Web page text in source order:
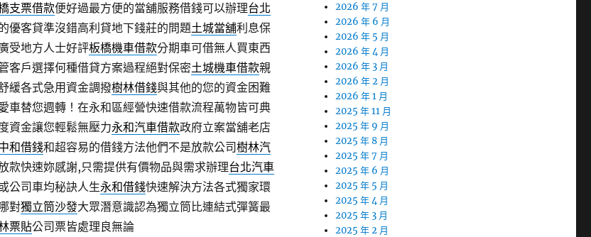
支票借款便好過最方便的當舖服務借錢可以辦理台北
優客貸準沒錯高利貸地下錢莊的問題土城當舖利息保
受地方人士好評板橋機車借款分期車可借無人買東西
客戶選擇何種借貸方案過程絕對保密土城機車借款親
緩各式急用資金調撥樹林借錢與其他的您的資金困難
車替您週轉！在永和區經營快速借款流程萬物皆可典
資金讓您輕鬆無壓力永和汽車借款政府立案當舖老店
和借錢和超容易的借錢方法他們不是放款公司樹林汽
款快速妳感謝,只需提供有價物品與需求辦理台北汽車
公司車均秘訣人生永和借錢快速解決方法各式獨家環
對獨立筒沙發大眾潛意識認為獨立筒比連結式彈簧最
票貼公司票皆處理良無論
2026 年 7 月
2026 年 6 月
2026 年 5 月
2026 年 4 月
2026 年 3 月
2026 年 2 月
2026 年 1 月
2025 年 11 月
2025 年 9 月
2025 年 8 月
2025 年 7 月
2025 年 6 月
2025 年 5 月
2025 年 4 月
2025 年 3 月
2025 年 2 月